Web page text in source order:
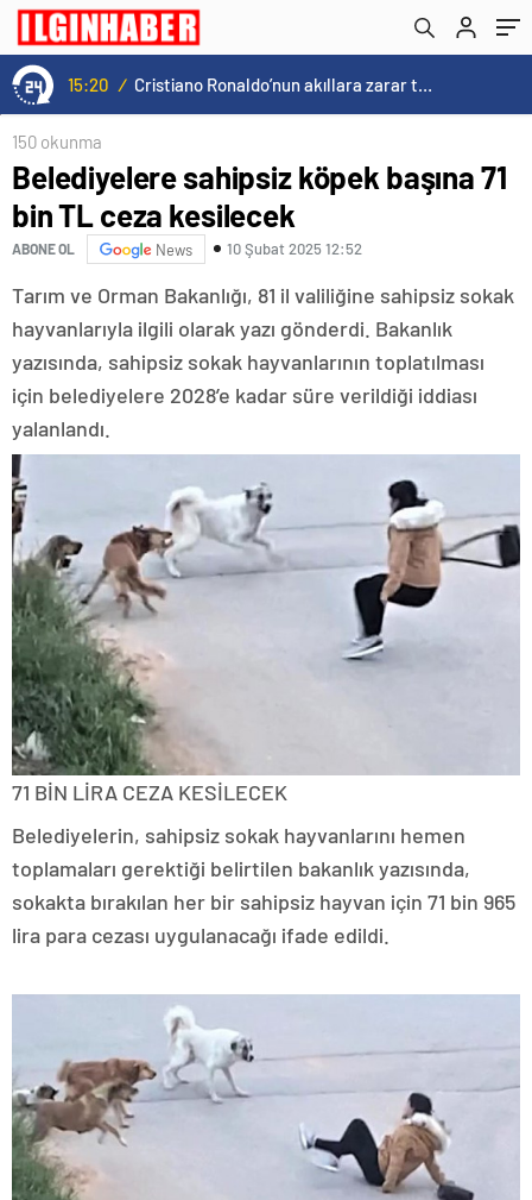
15:20 / Cristiano Ronaldo’nun akıllara zarar tüm kariyerinin istatistiğini çıkardık !
150 okunma
Belediyelere sahipsiz köpek başına 71
bin TL ceza kesilecek
ABONE OL News 10 Şubat 2025 12:52
Tarım ve Orman Bakanlığı, 81 il valiliğine sahipsiz sokak
hayvanlarıyla ilgili olarak yazı gönderdi. Bakanlık
yazısında, sahipsiz sokak hayvanlarının toplatılması
için belediyelere 2028’e kadar süre verildiği iddiası
yalanlandı.
71 BİN LİRA CEZA KESİLECEK
Belediyelerin, sahipsiz sokak hayvanlarını hemen
toplamaları gerektiği belirtilen bakanlık yazısında,
sokakta bırakılan her bir sahipsiz hayvan için 71 bin 965
lira para cezası uygulanacağı ifade edildi.